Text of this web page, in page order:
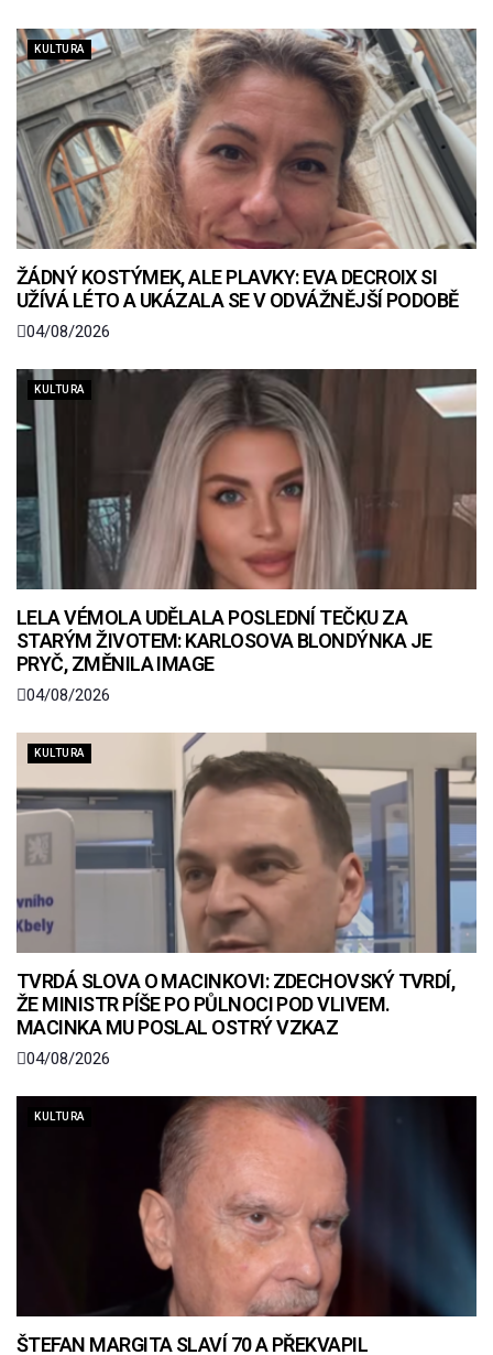
KULTURA
ŽÁDNÝ KOSTÝMEK, ALE PLAVKY: EVA DECROIX SI
UŽÍVÁ LÉTO A UKÁZALA SE V ODVÁŽNĚJŠÍ PODOBĚ
04/08/2026
KULTURA
LELA VÉMOLA UDĚLALA POSLEDNÍ TEČKU ZA
STARÝM ŽIVOTEM: KARLOSOVA BLONDÝNKA JE
PRYČ, ZMĚNILA IMAGE
04/08/2026
KULTURA
TVRDÁ SLOVA O MACINKOVI: ZDECHOVSKÝ TVRDÍ,
ŽE MINISTR PÍŠE PO PŮLNOCI POD VLIVEM.
MACINKA MU POSLAL OSTRÝ VZKAZ
04/08/2026
KULTURA
ŠTEFAN MARGITA SLAVÍ 70 A PŘEKVAPIL